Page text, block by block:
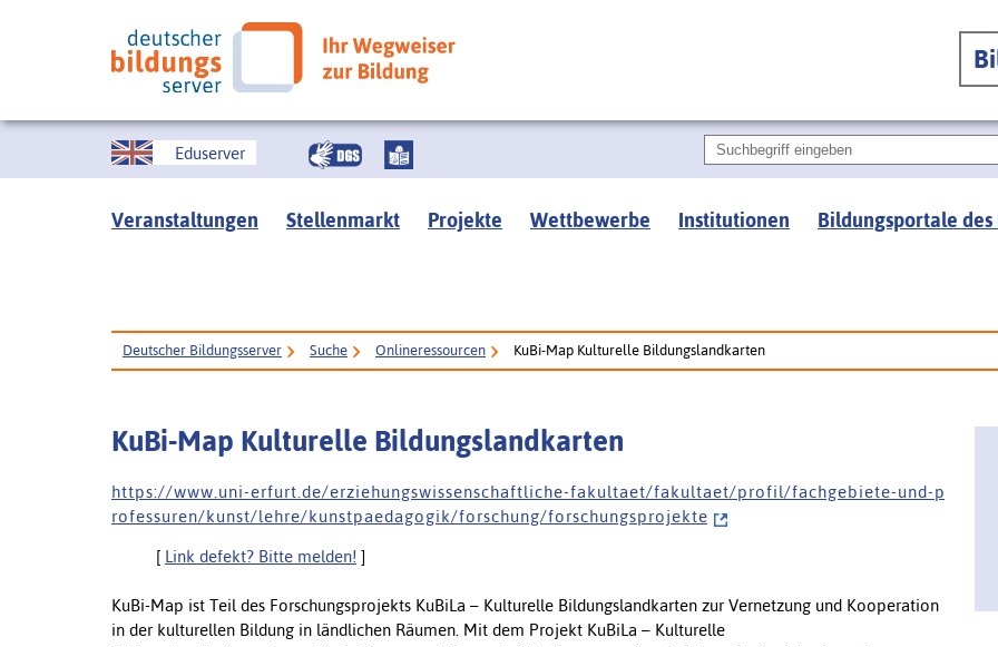
Eduserver
Veranstaltungen Stellenmarkt Projekte Wettbewerbe Institutionen Bildungsportale des
Deutscher Bildungsserver Suche Onlineressourcen KuBi-Map Kulturelle Bildungslandkarten
KuBi-Map Kulturelle Bildungslandkarten
h t t p s : / / w w w . u n i - e r f u r t . d e / e r z i e h u n g s w i s s e n s c h a f t l i c h e - f a k u l t a e t / f a k u l t a e t / p r o f i l / f a c h g e b i e t e - u n d - p
r o f e s s u r e n / k u n s t / l e h r e / k u n s t p a e d a g o g i k / f o r s c h u n g / f o r s c h u n g s p r o j e k t e
[ Link defekt? Bitte melden! ]
KuBi-Map ist Teil des Forschungsprojekts KuBiLa – Kulturelle Bildungslandkarten zur Vernetzung und Kooperation
in der kulturellen Bildung in ländlichen Räumen. Mit dem Projekt KuBiLa – Kulturelle